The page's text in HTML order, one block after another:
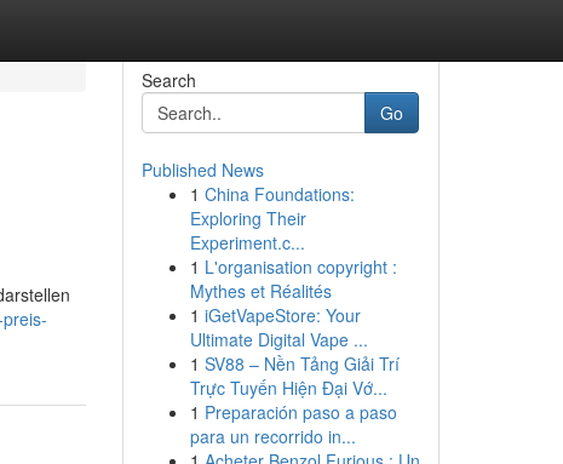
Search
Go
Published News
1 China Foundations:
Exploring Their
Experiment.c...
1 L'organisation copyright :
Mythes et Réalités
1 iGetVapeStore: Your
Ultimate Digital Vape ...
1 SV88 – Nền Tảng Giải Trí
Trực Tuyến Hiện Đại Vớ...
1 Preparación paso a paso
para un recorrido in...